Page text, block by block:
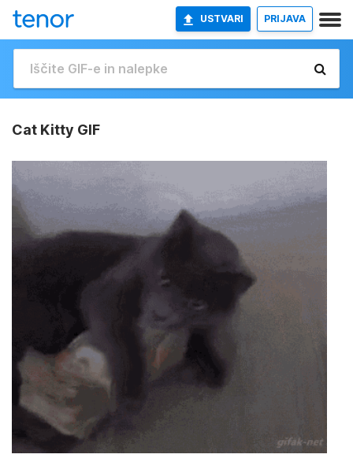
USTVARI PRIJAVA
Cat Kitty GIF